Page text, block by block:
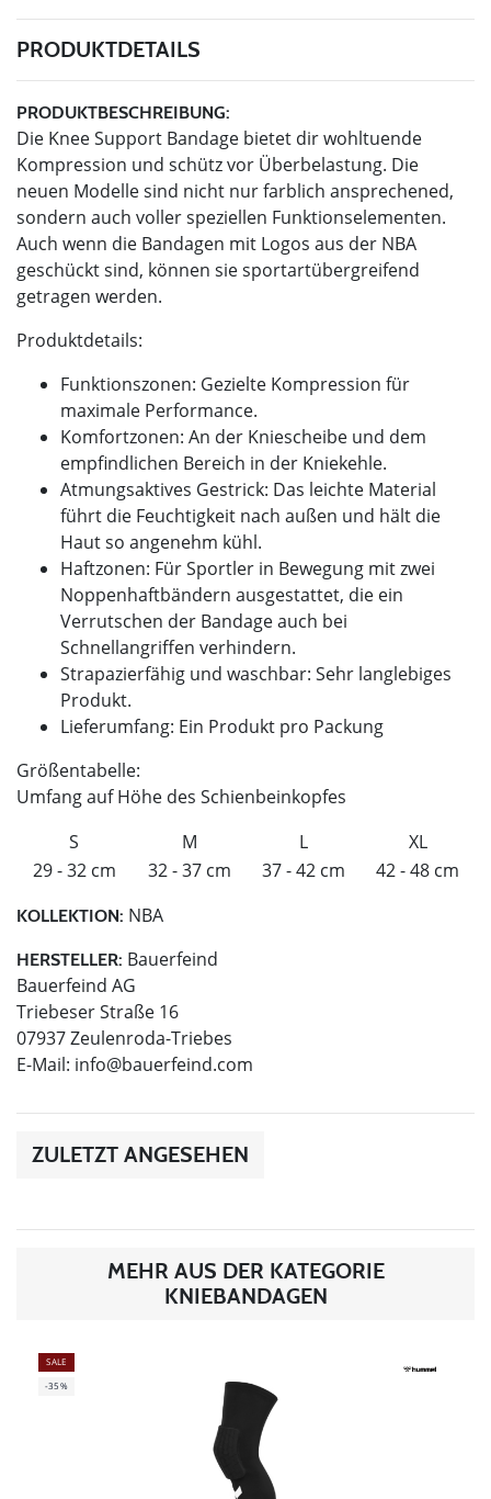
PRODUKTDETAILS
PRODUKTBESCHREIBUNG:
Die Knee Support Bandage bietet dir wohltuende
Kompression und schütz vor Überbelastung. Die
neuen Modelle sind nicht nur farblich ansprechened,
sondern auch voller speziellen Funktionselementen.
Auch wenn die Bandagen mit Logos aus der NBA
geschückt sind, können sie sportartübergreifend
getragen werden.
Produktdetails:
Funktionszonen: Gezielte Kompression für
maximale Performance.
Komfortzonen: An der Kniescheibe und dem
empfindlichen Bereich in der Kniekehle.
Atmungsaktives Gestrick: Das leichte Material
führt die Feuchtigkeit nach außen und hält die
Haut so angenehm kühl.
Haftzonen: Für Sportler in Bewegung mit zwei
Noppenhaftbändern ausgestattet, die ein
Verrutschen der Bandage auch bei
Schnellangriffen verhindern.
Strapazierfähig und waschbar: Sehr langlebiges
Produkt.
Lieferumfang: Ein Produkt pro Packung
Größentabelle:
Umfang auf Höhe des Schienbeinkopfes
S
M L
XL
29 - 32 cm
32 - 37 cm 37 - 42 cm 42 - 48 cm
KOLLEKTION: NBA
HERSTELLER: Bauerfeind
Bauerfeind AG
Triebeser Straße 16
07937 Zeulenroda-Triebes
E-Mail: info@bauerfeind.com
ZULETZT ANGESEHEN
MEHR AUS DER KATEGORIE
KNIEBANDAGEN
SALE
-35%